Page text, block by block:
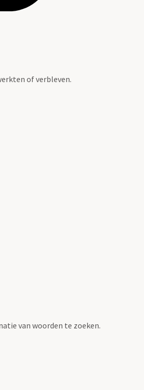
of verbleven.
van woorden te zoeken.